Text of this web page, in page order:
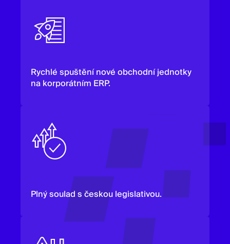
Rychlé spuštění nové obchodní jednotky
na korporátním ERP.
Plný soulad s českou legislativou.